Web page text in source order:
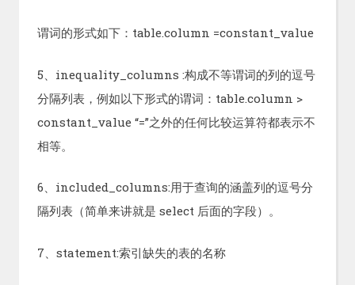
谓词的形式如下：table.column =constant_value
5、inequality_columns :构成不等谓词的列的逗号
分隔列表，例如以下形式的谓词：table.column >
constant_value “=”之外的任何比较运算符都表示不
相等。
6、included_columns:用于查询的涵盖列的逗号分
隔列表（简单来讲就是 select 后面的字段）。
7、statement:索引缺失的表的名称